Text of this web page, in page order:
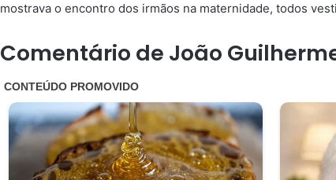
mostrava o encontro dos irmãos na maternidade, todos
Comentário de João